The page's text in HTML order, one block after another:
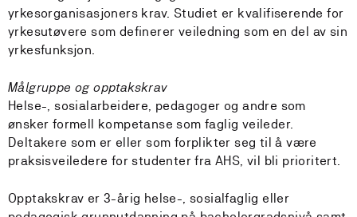
yrkesorganisasjoners krav. Studiet er kvalifiserende for
yrkesutøvere som definerer veiledning som en del av sin
yrkesfunksjon.
Målgruppe og opptakskrav
Helse-, sosialarbeidere, pedagoger og andre som
ønsker formell kompetanse som faglig veileder.
Deltakere som er eller som forplikter seg til å være
praksisveiledere for studenter fra AHS, vil bli prioritert.
Opptakskrav er 3-årig helse-, sosialfaglig eller